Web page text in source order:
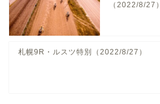
（2022/8/27）
札幌9R・ルスツ特別（2022/8/27）